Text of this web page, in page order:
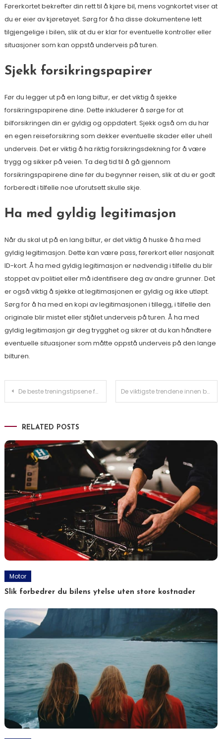
Førerkortet bekrefter din rett til å kjøre bil, mens vognkortet viser at
du er eier av kjøretøyet. Sørg for å ha disse dokumentene lett
tilgjengelige i bilen, slik at du er klar for eventuelle kontroller eller
situasjoner som kan oppstå underveis på turen.
Sjekk forsikringspapirer
Før du legger ut på en lang biltur, er det viktig å sjekke
forsikringspapirene dine. Dette inkluderer å sørge for at
bilforsikringen din er gyldig og oppdatert. Sjekk også om du har
en egen reiseforsikring som dekker eventuelle skader eller uhell
underveis. Det er viktig å ha riktig forsikringsdekning for å være
trygg og sikker på veien. Ta deg tid til å gå gjennom
forsikringspapirene dine før du begynner reisen, slik at du er godt
forberedt i tilfelle noe uforutsett skulle skje.
Ha med gyldig legitimasjon
Når du skal ut på en lang biltur, er det viktig å huske å ha med
gyldig legitimasjon. Dette kan være pass, førerkort eller nasjonalt
ID-kort. Å ha med gyldig legitimasjon er nødvendig i tilfelle du blir
stoppet av politiet eller må identifisere deg av andre grunner. Det
er også viktig å sjekke at legitimasjonen er gyldig og ikke utløpt.
Sørg for å ha med en kopi av legitimasjonen i tillegg, i tilfelle den
originale blir mistet eller stjålet underveis på turen. Å ha med
gyldig legitimasjon gir deg trygghet og sikrer at du kan håndtere
eventuelle situasjoner som måtte oppstå underveis på den lange
bilturen.
Innleggsnavigasjon
De beste treningstipsene for å holde seg i form De viktigste trendene innen boliginnredning
RELATED POSTS
Motor
Slik forbedrer du bilens ytelse uten store kostnader